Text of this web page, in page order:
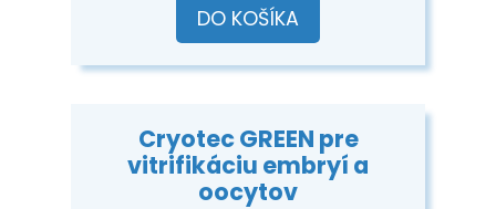
DO KOŠÍKA
Cryotec GREEN pre
vitrifikáciu embryí a
oocytov